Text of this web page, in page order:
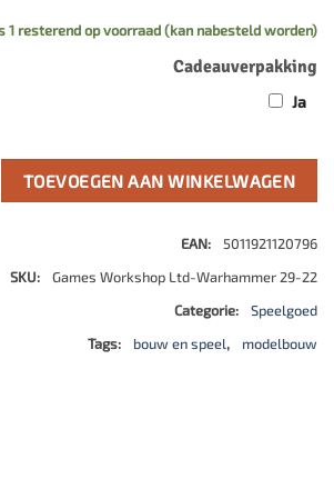
1 resterend op voorraad (kan nabesteld worden)
Cadeauverpakking
Ja
Flesh aantal
TOEVOEGEN AAN WINKELWAGEN
EAN:
5011921120796
SKU:
Games Workshop Ltd-Warhammer 29-22
Categorie:
Speelgoed
Tags:
bouw en speel, modelbouw